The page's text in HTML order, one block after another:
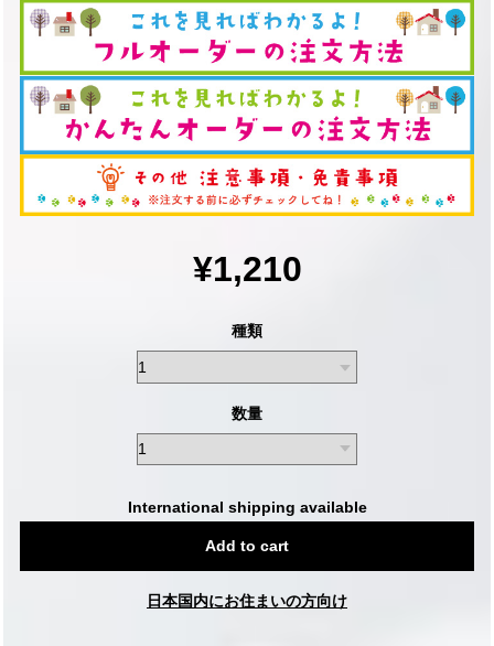
¥1,210
種類
数量
International shipping available
Add to cart
日本国内にお住まいの方向け